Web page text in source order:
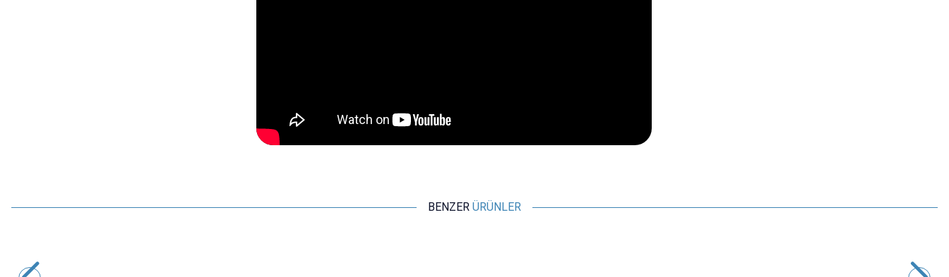
BENZER ÜRÜNLER
WD22M-Q1 22mm Metal Acil Stop Butonu 1NO+1NC - Logolu